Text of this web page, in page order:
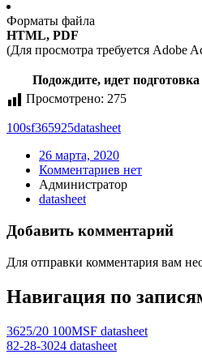
Форматы файла
HTML, PDF
(Для просмотра требуется Adobe
Подождите, идет
Просмотрено: 275
100sf365925datasheet
26 марта, 2020
Комментариев нет
Администратор
datasheet
Добавить комментарий
Для отправки комментария вам
Навигация по
3625/20 100MSF datasheet
82-28-3024 datasheet